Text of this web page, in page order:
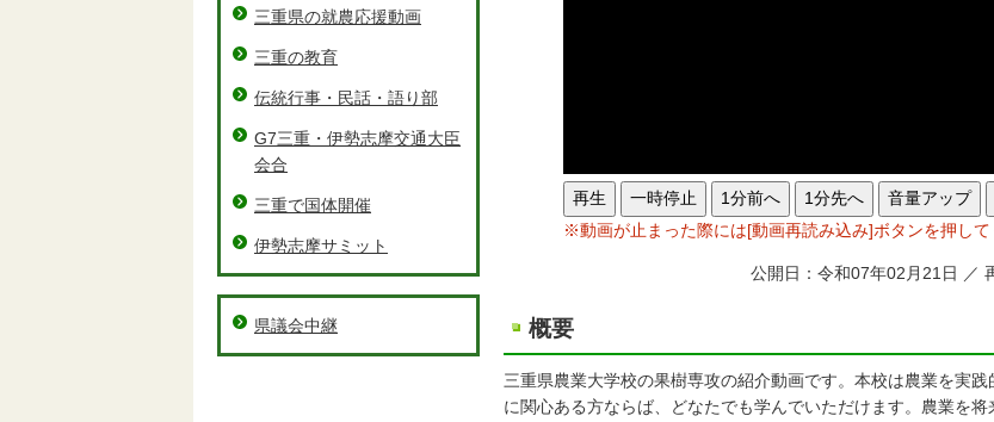
再生 一時停止 1分前へ 1分先へ 音量アップ
※動画が止まった際には[動画再読み込み]ボタンを押して
公開日：令和07年02月21日 ／
概要
三重県農業大学校の果樹専攻の紹介動画です。本校は農業を実
に関心ある方ならば、どなたでも学んでいただけます。農業を将
三重県の就農応援動画
三重の教育
伝統行事・民話・語り部
G7三重・伊勢志摩交通大臣
会合
三重で国体開催
伊勢志摩サミット
県議会中継